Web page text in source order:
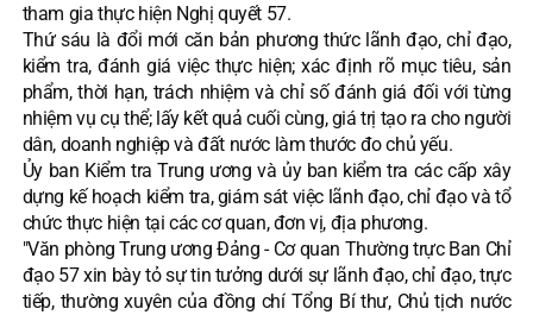
tham gia thực hiện Nghị quyết 57.
Thứ sáu là đổi mới căn bản phương thức lãnh đạo, chỉ đạo,
kiểm tra, đánh giá việc thực hiện; xác định rõ mục tiêu, sản
phẩm, thời hạn, trách nhiệm và chỉ số đánh giá đối với từng
nhiệm vụ cụ thể; lấy kết quả cuối cùng, giá trị tạo ra cho người
dân, doanh nghiệp và đất nước làm thước đo chủ yếu.
Ủy ban Kiểm tra Trung ương và ủy ban kiểm tra các cấp xây
dựng kế hoạch kiểm tra, giám sát việc lãnh đạo, chỉ đạo và tổ
chức thực hiện tại các cơ quan, đơn vị, địa phương.
"Văn phòng Trung ương Đảng - Cơ quan Thường trực Ban Chỉ
đạo 57 xin bày tỏ sự tin tưởng dưới sự lãnh đạo, chỉ đạo, trực
tiếp, thường xuyên của đồng chí Tổng Bí thư, Chủ tịch nước